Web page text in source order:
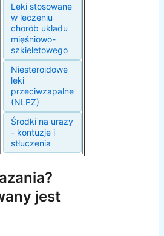
Leki stosowane
w leczeniu
chorób układu
mięśniowo-
szkieletowego
Niesteroidowe
leki
przeciwzapalne
(NLPZ)
Środki na urazy
- kontuzje i
stłuczenia
jest